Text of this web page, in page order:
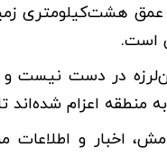
در عمق
است.
در دست نیست
به منطقه اعزام
اخبار و اطلاعات